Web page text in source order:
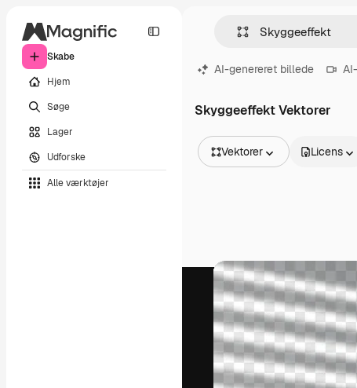
Skabe
Hjem
Søge
Lager
Udforske
Alle værktøjer
AI-genereret billede
Skyggeeffekt Vektorer
Vektorer
Videoer
Optagelser
Motion graphics
Videoskabeloner
Ikoner
3D modeller
Skrifttyper
Licens
Den kreative
arbejde. Over 1